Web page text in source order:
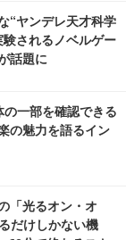
“ヤンデレ天才科学
されるノベルゲー
話題に
の一部を確認できる
の魅力を語るイン
「光るオン・オ
だけしかない機